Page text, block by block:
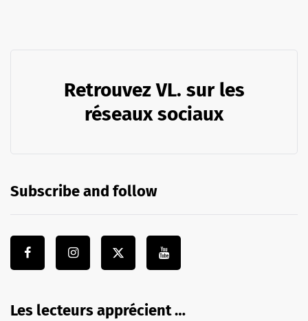
Retrouvez VL. sur les
réseaux sociaux
Subscribe and follow
Les lecteurs apprécient …